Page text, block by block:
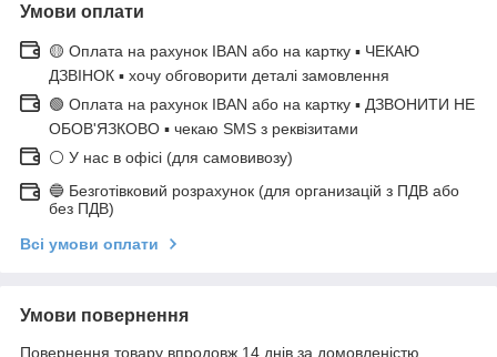
Умови оплати
🟡 Оплата на рахунок IBAN або на картку ▪ ЧЕКАЮ
ДЗВІНОК ▪ хочу обговорити деталі замовлення
🟢 Оплата на рахунок IBAN або на картку ▪ ДЗВОНИТИ НЕ
ОБОВ'ЯЗКОВО ▪ чекаю SMS з реквізитами
⚪ У нас в офісі (для самовивозу)
🔵 Безготівковий розрахунок (для организацій з ПДВ або
без ПДВ)
Всі умови оплати
Умови повернення
Повернення товару впродовж 14 днів за домовленістю